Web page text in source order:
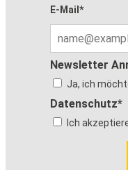
E-Mail*
Newsletter
Ja, ich
Datenschutz*
Ich